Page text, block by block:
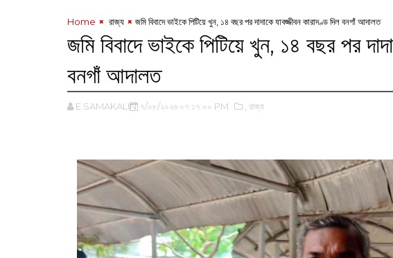
Home ‌ রাজ্য জমি বিবাদে ভাইকে পিটিয়ে খুন, ১৪ বছর পর দাদাকে যাবজ্জীবন কারাদণ্ড দিল বনগাঁ আদালত
জমি বিবাদে ভাইকে পিটিয়ে খুন, ১৪ বছর পর
বনগাঁ আদালত
E SAMAKALIN ৭/০৮/২০২৬ ০৭:১৭:০০ PM ,‌ রাজ্য